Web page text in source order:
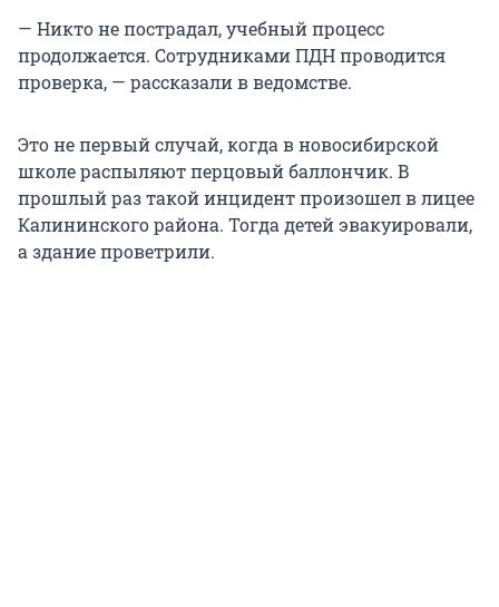
— Никто не пострадал, учебный процесс
продолжается. Сотрудниками ПДН проводится
проверка, — рассказали в ведомстве.
Это не первый случай, когда в новосибирской
школе распыляют перцовый баллончик. В
прошлый раз такой инцидент произошел в лицее
Калининского района. Тогда детей эвакуировали,
а здание проветрили.